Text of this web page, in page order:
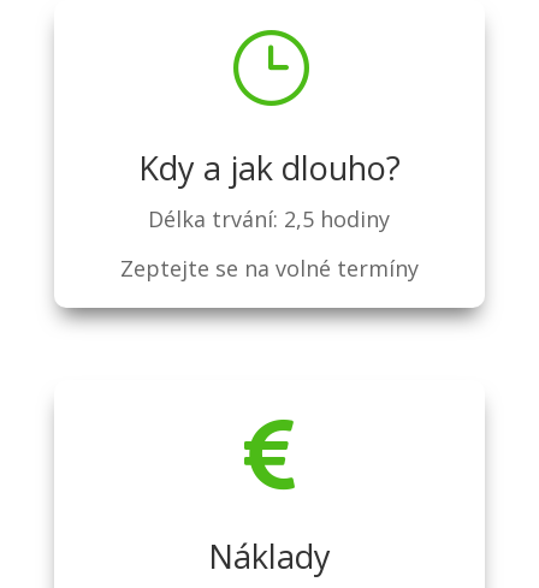
}
Kdy a jak dlouho?
Délka trvání: 2,5 hodiny
Zeptejte se na volné termíny

Náklady